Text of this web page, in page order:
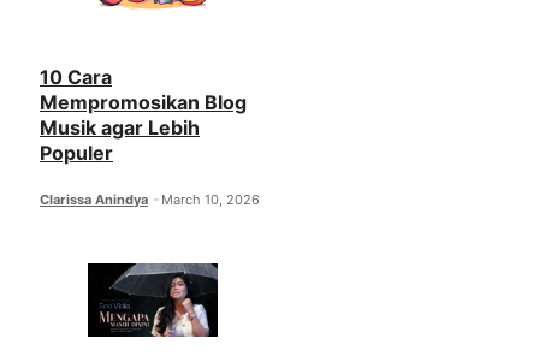
10 Cara
Mempromosikan Blog
Musik agar Lebih
Populer
Clarissa Anindya March 10, 2026